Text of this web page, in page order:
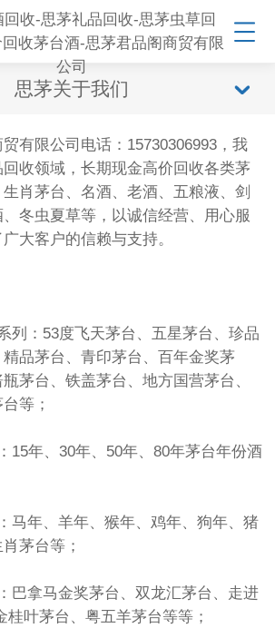
思茅关于我们
限公司电话：15730306993，我
收领域，长期现金高价回收各类茅
肖茅台、名酒、老酒、五粮液、剑
冬虫夏草等，以诚信经营、用心服
大客户的信赖与支持。
：53度飞天茅台、五星茅台、珍品
品茅台、青印茅台、百年金奖茅
茅台、铁盖茅台、地方国营茅台、
等；
年、30年、50年、80年茅台年份酒
年、羊年、猴年、鸡年、狗年、猪
茅台等；
拿马金奖茅台、双龙汇茅台、走进
桂叶茅台、粤五羊茅台等等；